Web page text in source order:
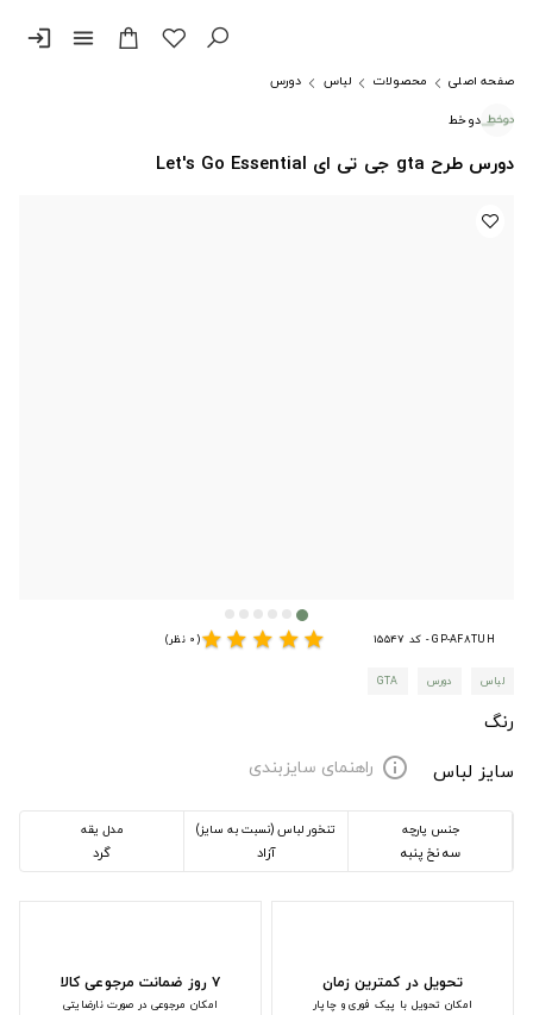
menu
login
صفحه اصلی محصولات لباس
دورس
دوخط
دورس طرح gta جی تی ای Let's Go Essential
GP-AF8TUH - کد 15547 star
star
star
star
star(0 نظر)
لباس دورس GTA
رنگ
سایز لباس
info راهنمای سایزبندی
جنس پارچه
سه نخ پنبه
تنخور لباس (نسبت به سایز)
آزاد
مدل یقه
گرد
تحویل در کمترین زمان
امکان تحویل با پیک فوری و چاپار
۷ روز ضمانت مرجوعی کالا
امکان مرجوعی در صورت نارضایتی